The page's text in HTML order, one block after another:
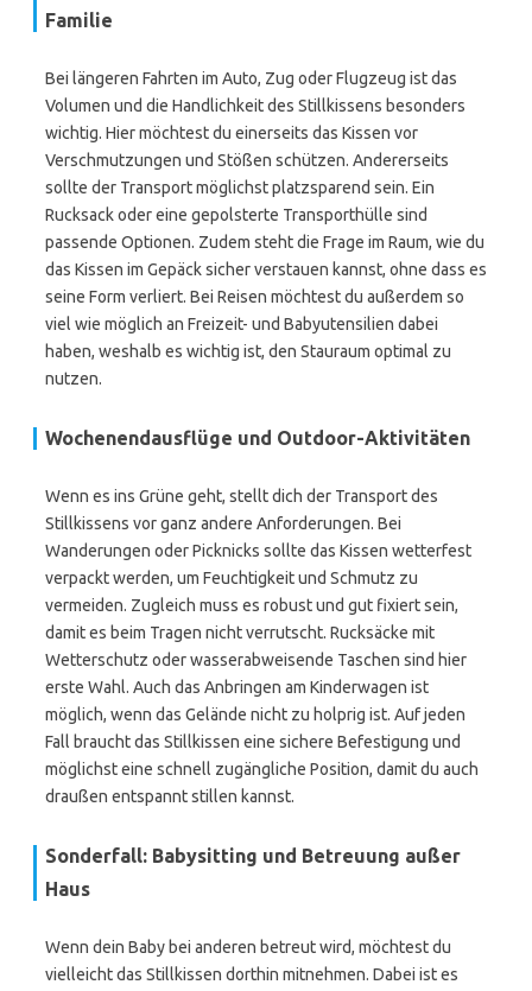
Familie
Bei längeren Fahrten im Auto, Zug oder Flugzeug ist das
Volumen und die Handlichkeit des Stillkissens besonders
wichtig. Hier möchtest du einerseits das Kissen vor
Verschmutzungen und Stößen schützen. Andererseits
sollte der Transport möglichst platzsparend sein. Ein
Rucksack oder eine gepolsterte Transporthülle sind
passende Optionen. Zudem steht die Frage im Raum, wie du
das Kissen im Gepäck sicher verstauen kannst, ohne dass es
seine Form verliert. Bei Reisen möchtest du außerdem so
viel wie möglich an Freizeit- und Babyutensilien dabei
haben, weshalb es wichtig ist, den Stauraum optimal zu
nutzen.
Wochenendausflüge und Outdoor-Aktivitäten
Wenn es ins Grüne geht, stellt dich der Transport des
Stillkissens vor ganz andere Anforderungen. Bei
Wanderungen oder Picknicks sollte das Kissen wetterfest
verpackt werden, um Feuchtigkeit und Schmutz zu
vermeiden. Zugleich muss es robust und gut fixiert sein,
damit es beim Tragen nicht verrutscht. Rucksäcke mit
Wetterschutz oder wasserabweisende Taschen sind hier
erste Wahl. Auch das Anbringen am Kinderwagen ist
möglich, wenn das Gelände nicht zu holprig ist. Auf jeden
Fall braucht das Stillkissen eine sichere Befestigung und
möglichst eine schnell zugängliche Position, damit du auch
draußen entspannt stillen kannst.
Sonderfall: Babysitting und Betreuung außer
Haus
Wenn dein Baby bei anderen betreut wird, möchtest du
vielleicht das Stillkissen dorthin mitnehmen. Dabei ist es